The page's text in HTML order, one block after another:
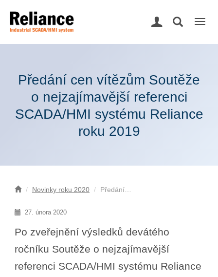
Předání cen vítězům Soutěže
o nejzajímavější referenci
SCADA/HMI systému Reliance
roku 2019
Novinky roku 2020 Předání…
27. února 2020
Po zveřejnění výsledků devátého
ročníku Soutěže o nejzajímavější
referenci SCADA/HMI systému Reliance